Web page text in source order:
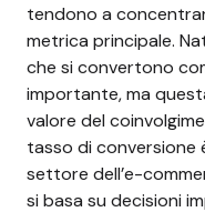
tendono a
metrica principale.
che si convertono
importante, ma
valore del
tasso di conversione
settore dell’e-
si basa su decisioni